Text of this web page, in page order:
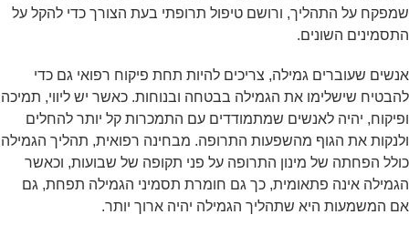
שמפקח על התהליך, ורושם טיפול תרופתי בעת הצורך כדי להקל על
התסמינים השונים.
אנשים שעוברים גמילה, צריכים להיות תחת פיקוח רפואי גם כדי
להבטיח שישלימו את הגמילה בבטחה ובנוחות. כאשר יש ליווי, תמיכה
ופיקוח, יהיה לאנשים שמתמודדים עם התמכרות קל יותר להחלים
ולנקות את הגוף מהשפעות התרופה. מבחינה רפואית, תהליך הגמילה
כולל הפחתה של מינון התרופה על פני תקופה של שבועות, וכאשר
הגמילה אינה פתאומית, כך גם חומרת תסמיני הגמילה תפחת, גם
אם המשמעות היא שתהליך הגמילה יהיה ארוך יותר.